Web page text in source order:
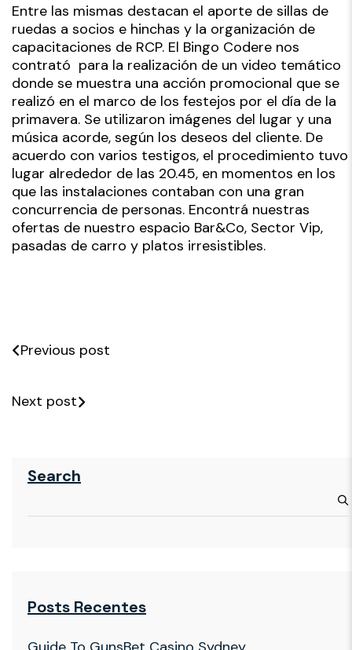
Search
Posts Recentes
Entre las mismas destacan el aporte de sillas de
ruedas a socios e hinchas y la organización de
capacitaciones de RCP. El Bingo Codere nos
contrató para la realización de un video temático
donde se muestra una acción promocional que se
realizó en el marco de los festejos por el día de la
primavera. Se utilizaron imágenes del lugar y una
música acorde, según los deseos del cliente. De
acuerdo con varios testigos, el procedimiento tuvo
lugar alrededor de las 20.45, en momentos en los
que las instalaciones contaban con una gran
concurrencia de personas. Encontrá nuestras
ofertas de nuestro espacio Bar&Co, Sector Vip,
pasadas de carro y platos irresistibles.
Previous post
Next post